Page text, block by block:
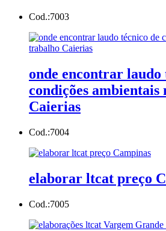
Cod.:7003
onde encontrar laudo
condições ambientais
Caierias
Cod.:7004
elaborar ltcat preço
Cod.:7005